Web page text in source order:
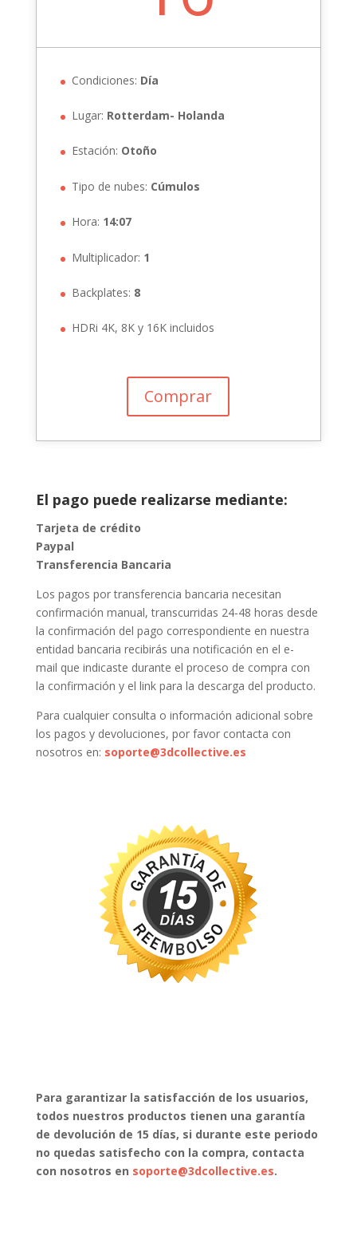
Condiciones: Día
Lugar: Rotterdam- Holanda
Estación: Otoño
Tipo de nubes: Cúmulos
Hora: 14:07
Multiplicador: 1
Backplates: 8
HDRi 4K, 8K y 16K incluidos
Comprar
El pago puede realizarse mediante:
Tarjeta de crédito
Paypal
Transferencia Bancaria
Los pagos por transferencia bancaria necesitan
confirmación manual, transcurridas 24-48 horas desde
la confirmación del pago correspondiente en nuestra
entidad bancaria recibirás una notificación en el e-
mail que indicaste durante el proceso de compra con
la confirmación y el link para la descarga del producto.
Para cualquier consulta o información adicional sobre
los pagos y devoluciones, por favor contacta con
nosotros en: soporte@3dcollective.es
Para garantizar la satisfacción de los usuarios,
todos nuestros productos tienen una garantía
de devolución de 15 días, si durante este periodo
no quedas satisfecho con la compra, contacta
con nosotros en soporte@3dcollective.es.